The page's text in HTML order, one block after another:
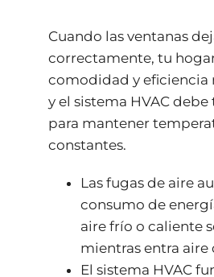
Cuando las ventanas
correctamente, tu
comodidad y eficiencia
y el sistema HVAC
para mantener
constantes.
Las fugas de aire
consumo de
aire frío o caliente
mientras entra aire
El sistema HVAC